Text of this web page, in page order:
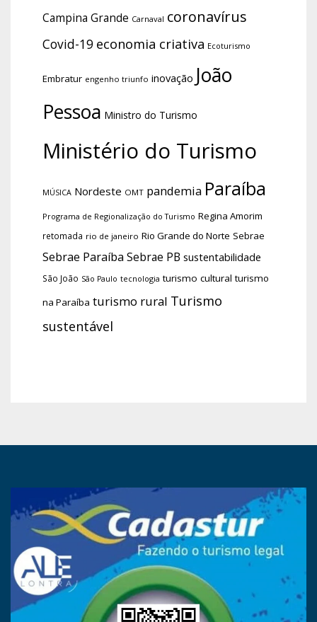
Campina Grande Carnaval coronavírus
Covid-19 economia criativa Ecoturismo
Embratur engenho triunfo inovação João
Pessoa Ministro do Turismo
Ministério do Turismo
MÚSICA Nordeste OMT pandemia Paraíba
Programa de Regionalização do Turismo Regina Amorim
retomada rio de janeiro Rio Grande do Norte Sebrae
Sebrae Paraíba Sebrae PB sustentabilidade
São João São Paulo tecnologia turismo cultural turismo
na Paraíba turismo rural Turismo
sustentável